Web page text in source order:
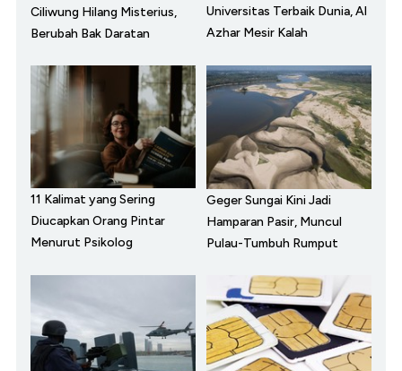
Ciliwung Hilang Misterius,
Berubah Bak Daratan
Universitas Terbaik Dunia, Al
Azhar Mesir Kalah
11 Kalimat yang Sering
Diucapkan Orang Pintar
Menurut Psikolog
Geger Sungai Kini Jadi
Hamparan Pasir, Muncul
Pulau-Tumbuh Rumput